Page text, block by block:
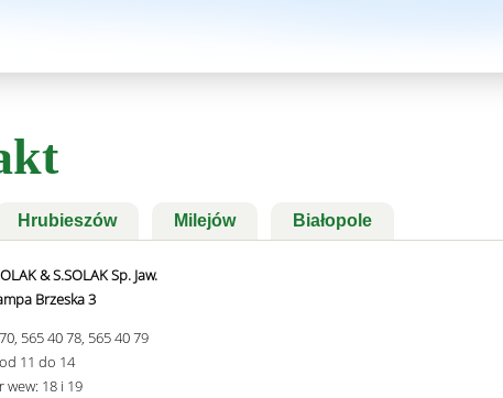
Hrubieszów Milejów Białopole
& S.SOLAK Sp. Jaw.
Brzeska 3
565 40 78, 565 40 79
11 do 14
wew: 18 i 19